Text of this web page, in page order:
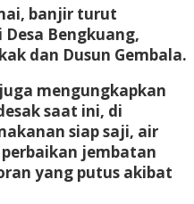
banjir turut
Desa Bengkuang,
dan Dusun Gembala.
mengungkapkan
saat ini, di
siap saji, air
jembatan
yang putus akibat